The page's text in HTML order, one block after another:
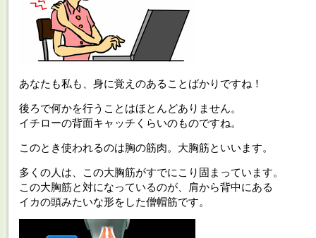
あなたも私も、身に覚えのあることばかりですね！
後ろで何かを行うことはほとんどありません。
イチローの背面キャッチくらいのものですね。
このとき使われるのは胸の筋肉。大胸筋といいます。
多くの人は、この大胸筋がすでにこり固まっています。
この大胸筋と対になっているのが、肩から背中にある
イカの頭みたいな形をした僧帽筋です。